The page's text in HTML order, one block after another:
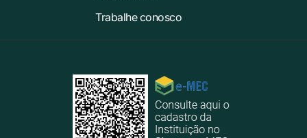
Trabalhe conosco